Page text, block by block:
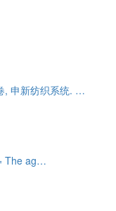
, 申新纺织系统. …
The ag…